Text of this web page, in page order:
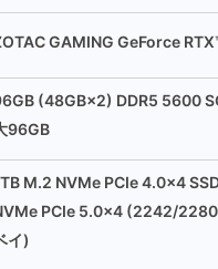
GAMING GeForce
(48GB×2) DDR5 5600
96GB
M.2 NVMe PCIe 4.0x4
PCIe 5.0x4 (2242/
イ)